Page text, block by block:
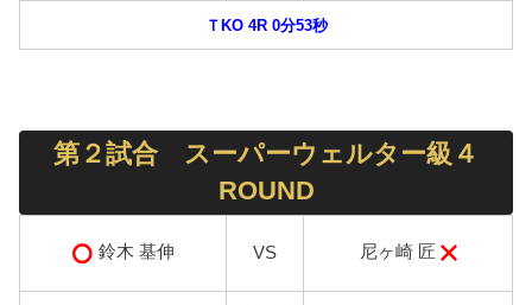
ＴKO 4R 0分53秒
第２試合 スーパーウェルター級４
ROUND
鈴木 基伸 VS 尼ヶ崎 匠